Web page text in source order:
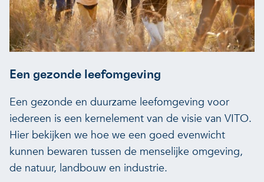
Een gezonde leefomgeving
Een gezonde en duurzame leefomgeving voor
iedereen is een kernelement van de visie van VITO.
Hier bekijken we hoe we een goed evenwicht
kunnen bewaren tussen de menselijke omgeving,
de natuur, landbouw en industrie.